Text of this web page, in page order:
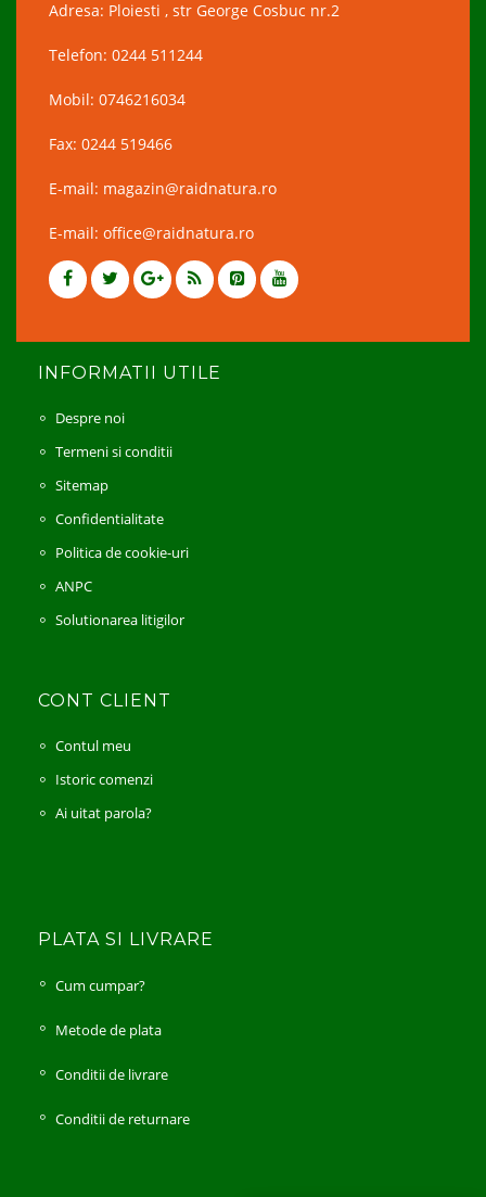
Adresa: Ploiesti , str George Cosbuc nr.2
Telefon: 0244 511244
Mobil: 0746216034
Fax: 0244 519466
E-mail: magazin@raidnatura.ro
E-mail: office@raidnatura.ro
INFORMATII UTILE
Despre noi
Termeni si conditii
Sitemap
Confidentialitate
Politica de cookie-uri
ANPC
Solutionarea litigilor
CONT CLIENT
Contul meu
Istoric comenzi
Ai uitat parola?
PLATA SI LIVRARE
Cum cumpar?
Metode de plata
Conditii de livrare
Conditii de returnare